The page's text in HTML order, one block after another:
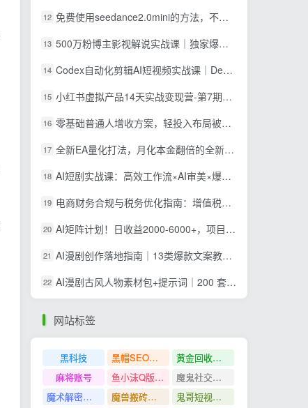
12 免费使用seedance2.0mini的方法，不能真人，可以无限10秒视频，9图+3音频参考
13 500万粉博主影视解说实战课｜独家爆款私藏思路，AI文案剪映PR剪辑发布全流程教学
14 Codex自动化剪辑AI短视频实战课｜DeepSeek V4 Pro多API联动，图文成片封装Skill全流程
15 小红书虚拟产品14天实战变现营-第7期：需求挖掘×AI+Skill原创×产品矩阵×内容笔记×一人公司进阶×全链路
16 零基础普通人增收方案，轻投入布局被动收入，多多虚拟月收益 1-3 万
17 全新EA量化打法，月化本金翻倍的全新策略，安全稳定持续输出
18 AI短剧实战课：高效工作流×AI审美×爆款拆解×文案角色场景分镜×LibTV进阶×站位控制×从脚本到成片交付全流程
19 电商财务合规与税务优化指南：增值税+企税+个税全覆盖，财务制度搭建落地纳税筹划方案
20 AI矩阵计划！日收益2000-6000+，项目绿色长久，安全稳健，合规靠谱，可批量放大。
21 AI漫剧创作落地指南｜13类爆款文案教学，Sora、即梦、GPT-Image全套出片工具实操教学
22 AI漫剧古风人物素材包+提示词｜200 套古代言情三视图，配套专属提示词短剧主角配角直接套用
网站标签
黑科技 黑帽SEO案例分析
黄金回收奢侈品
麻将账号
鱼小沫Q版人物团练课
魔鬼社交实战课全套课程
魔术解密教程
魔兽搬砖搞钱
鬼哥短视频底层逻辑